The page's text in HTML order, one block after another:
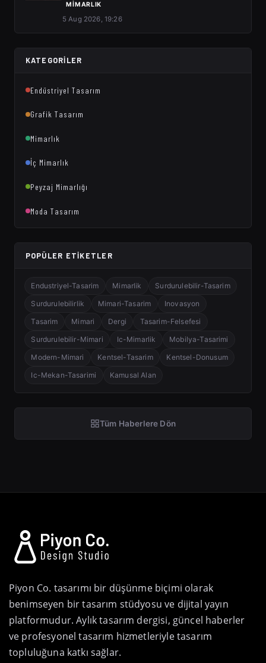
MIMARLIK
5 Aug 2026, 19:26
KATEGORILER
Endüstriyel Tasarım
Grafik Tasarım
Mimarlık
İç Mimarlık
Peyzaj Mimarlığı
Moda Tasarım
POPÜLER ETIKETLER
Endustriyel-Tasarim Mimarlik
Surdurulebilir-Tasarim
Surdurulebilirlik
Mimari-Tasarim
Inovasyon
Tasarim
Mimari Dergi
Tasarim-Felsefesi
Surdurulebilir-Mimari
Ic-Mimarlik
Mobilya-Tasarimi
Modern-Mimari
Kentsel-Tasarim
Kentsel-Donusum
Ic-Mekan-Tasarimi
Kamusal Alan
Tüm Haberlere Dön
Piyon Co. tasarımı bir düşünme biçimi olarak
benimseyen bir tasarım stüdyosu ve dijital yayın
platformudur. Aylık tasarım dergisi, güncel haberler
ve profesyonel tasarım hizmetleriyle tasarım
topluluğuna katkı sağlar.